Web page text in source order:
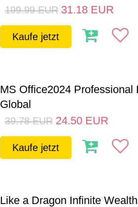
199.99 EUR 31.18 EUR
Kaufe jetzt
MS Office2024 Professional
Global
39.78 EUR 24.50 EUR
Kaufe jetzt
Like a Dragon Infinite